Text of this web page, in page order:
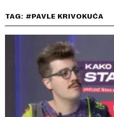
TAG: #PAVLE KRIVOKUĆA